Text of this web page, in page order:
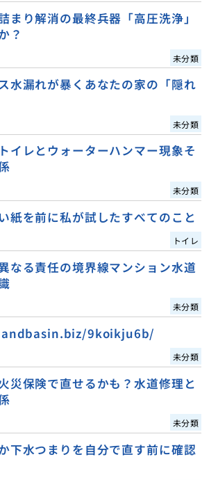
まり解消の最終兵器「高圧洗浄」
？
未分類
水漏れが暴くあなたの家の「隠れ
未分類
イレとウォーターハンマー現象そ
未分類
紙を前に私が試したすべてのこと
トイレ
なる責任の境界線マンション水道
未分類
9koikju6b/
未分類
災保険で直せるかも？水道修理と
未分類
下水つまりを自分で直す前に確認